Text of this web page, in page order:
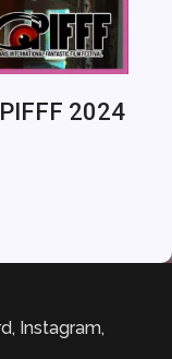
2024
Instagram,